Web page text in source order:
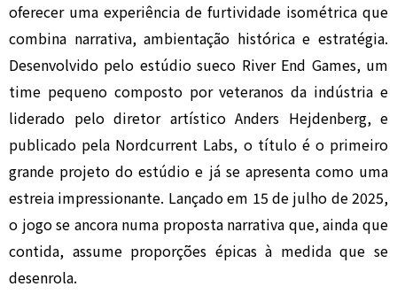
oferecer uma experiência de furtividade isométrica que
combina narrativa, ambientação histórica e estratégia.
Desenvolvido pelo estúdio sueco River End Games, um
time pequeno composto por veteranos da indústria e
liderado pelo diretor artístico Anders Hejdenberg, e
publicado pela Nordcurrent Labs, o título é o primeiro
grande projeto do estúdio e já se apresenta como uma
estreia impressionante. Lançado em 15 de julho de 2025,
o jogo se ancora numa proposta narrativa que, ainda que
contida, assume proporções épicas à medida que se
desenrola.